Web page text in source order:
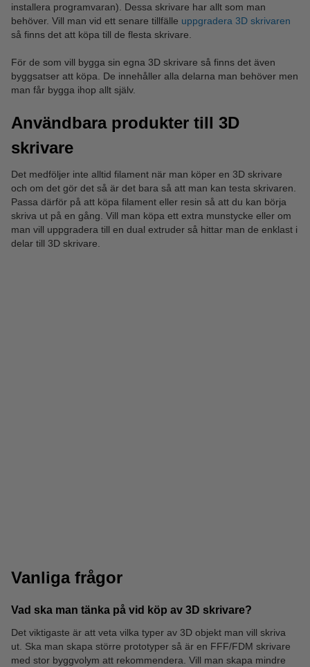
installera programvaran). Dessa skrivare har allt som man
behöver. Vill man vid ett senare tillfälle uppgradera 3D skrivaren
så finns det att köpa till de flesta skrivare.
För de som vill bygga sin egna 3D skrivare så finns det även
byggsatser att köpa. De innehåller alla delarna man behöver men
man får bygga ihop allt själv.
Användbara produkter till 3D
skrivare
Det medföljer inte alltid filament när man köper en 3D skrivare
och om det gör det så är det bara så att man kan testa skrivaren.
Passa därför på att köpa filament eller resin så att du kan börja
skriva ut på en gång. Vill man köpa ett extra munstycke eller om
man vill uppgradera till en dual extruder så hittar man de enklast i
delar till 3D skrivare.
Resin 3D tillbehör
Vanliga frågor
Vad ska man tänka på vid köp av 3D skrivare?
Det viktigaste är att veta vilka typer av 3D objekt man vill skriva
ut. Ska man skapa större prototyper så är en FFF/FDM skrivare
med stor byggvolym att rekommendera. Vill man skapa mindre